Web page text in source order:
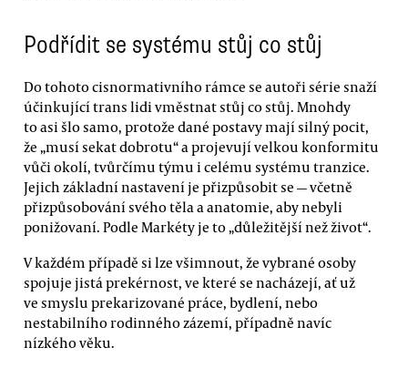
Podřídit se systému stůj co stůj
Do tohoto cisnormativního rámce se autoři série snaží
účinkující trans lidi vměstnat stůj co stůj. Mnohdy
to asi šlo samo, protože dané postavy mají silný pocit,
že „musí sekat dobrotu“ a projevují velkou konformitu
vůči okolí, tvůrčímu týmu i celému systému tranzice.
Jejich základní nastavení je přizpůsobit se — včetně
přizpůsobování svého těla a anatomie, aby nebyli
ponižovaní. Podle Markéty je to „důležitější než život“.
V každém případě si lze všimnout, že vybrané osoby
spojuje jistá prekérnost, ve které se nacházejí, ať už
ve smyslu prekarizované práce, bydlení, nebo
nestabilního rodinného zázemí, případně navíc
nízkého věku.